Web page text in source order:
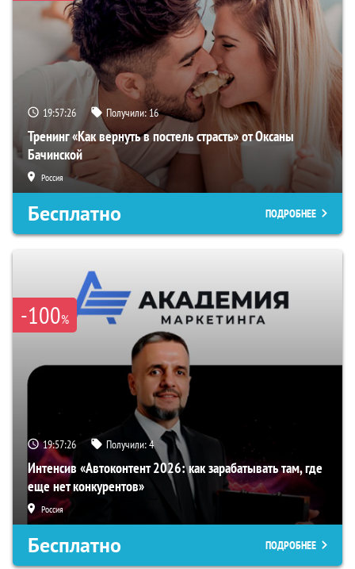
19:57:26 Получили:16
Тренинг «Как вернуть в постель страсть» от Оксаны
Бачинской
Россия
Бесплатно ПОДРОБНЕЕ
-100%
19:57:26 Получили:4
Интенсив «Автоконтент 2026: как зарабатывать там, где
еще нет конкурентов»
Россия
Бесплатно ПОДРОБНЕЕ